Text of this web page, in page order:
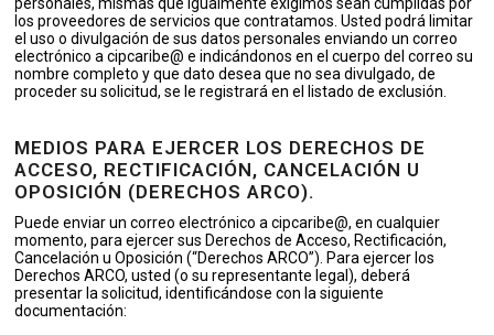
los proveedores de servicios que contratamos. Usted podrá limitar
el uso o divulgación de sus datos personales enviando un correo
electrónico a cipcaribe@ e indicándonos en el cuerpo del correo su
nombre completo y que dato desea que no sea divulgado, de
proceder su solicitud, se le registrará en el listado de exclusión.
MEDIOS PARA EJERCER LOS DERECHOS DE
ACCESO, RECTIFICACIÓN, CANCELACIÓN U
OPOSICIÓN (DERECHOS ARCO).
Puede enviar un correo electrónico a cipcaribe@, en cualquier
momento, para ejercer sus Derechos de Acceso, Rectificación,
Cancelación u Oposición (“Derechos ARCO”). Para ejercer los
Derechos ARCO, usted (o su representante legal), deberá
presentar la solicitud, identificándose con la siguiente
documentación: